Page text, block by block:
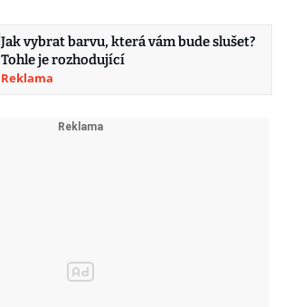
Jak vybrat barvu, která vám bude slušet?
Tohle je rozhodující
Reklama